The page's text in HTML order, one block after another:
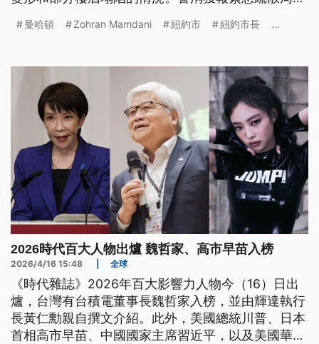
不穩定。
曼哈頓 Zohran Mamdani 紐約市 紐約市長 ...
2026時代百大人物出爐 魏哲家、高市早苗入榜
2026/4/16 15:48 全球
《時代雜誌》2026年百大影響力人物今（16）日出
爐，台灣有台積電董事長魏哲家入榜，並由輝達執行
長黃仁勳親自撰文介紹。此外，美國總統川普、日本
首相高市早苗、中國國家主席習近平，以及美國華裔